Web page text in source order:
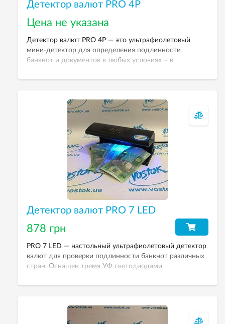
Детектор валют PRO 4P
Цена не указана
Детектор валют PRO 4P — это ультрафиолетовый
мини-детектор для определения подлинности
банкнот и документов в любых условиях – в
операциях с наличными деньгами и ценными
Детектор валют PRO 7 LED
878 грн
PRO 7 LED — настольный ультрафиолетовый детектор
валют для проверки подлинности банкнот различных
стран. Оснащен тремя УФ светодиодами.